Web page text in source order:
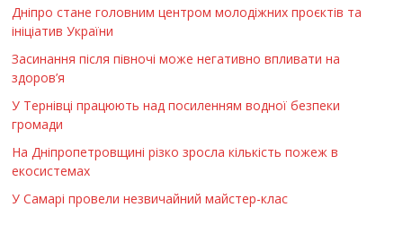
Дніпро стане головним центром молодіжних проєктів та
ініціатив України
Засинання після півночі може негативно впливати на
здоров’я
У Тернівці працюють над посиленням водної безпеки
громади
На Дніпропетровщині різко зросла кількість пожеж в
екосистемах
У Самарі провели незвичайний майстер-клас